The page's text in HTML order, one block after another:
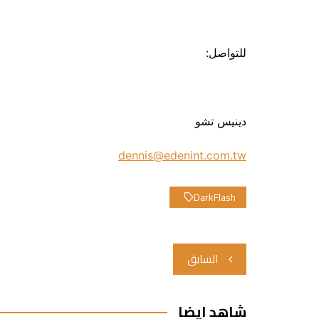
للتواصل:
دينيس تشو
dennis@edenint.com.tw
DarkFlash
تصفّح
المقالات
السابق
شاهد ايضا